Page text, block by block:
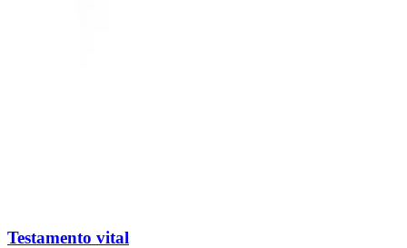
Testamento vital